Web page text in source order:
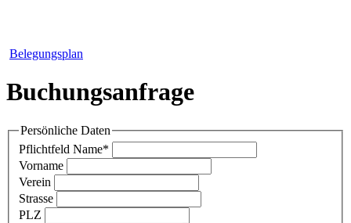
Belegungsplan
Buchungsanfrage
Persönliche Daten
Pflichtfeld Name*
Vorname
Verein
Strasse
PLZ